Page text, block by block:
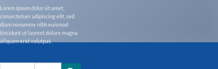
Lorem ipsum dolor sit amet,
consectetuer adipiscing elit, sed
diam nonummy nibh euismod
tincidunt ut laoreet dolore magna
aliquam erat volutpat.